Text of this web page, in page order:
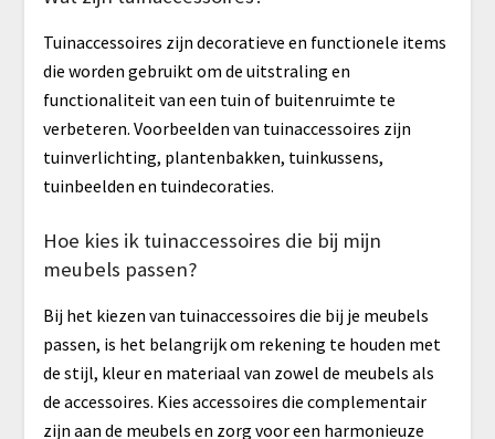
Tuinaccessoires zijn decoratieve en functionele items
die worden gebruikt om de uitstraling en
functionaliteit van een tuin of buitenruimte te
verbeteren. Voorbeelden van tuinaccessoires zijn
tuinverlichting, plantenbakken, tuinkussens,
tuinbeelden en tuindecoraties.
Hoe kies ik tuinaccessoires die bij mijn
meubels passen?
Bij het kiezen van tuinaccessoires die bij je meubels
passen, is het belangrijk om rekening te houden met
de stijl, kleur en materiaal van zowel de meubels als
de accessoires. Kies accessoires die complementair
zijn aan de meubels en zorg voor een harmonieuze